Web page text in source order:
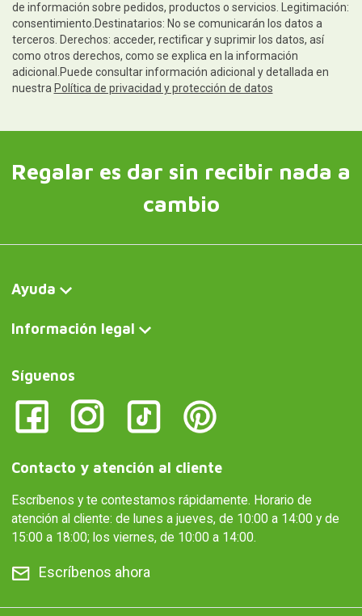
de información sobre pedidos, productos o servicios. Legitimación:
consentimiento.Destinatarios: No se comunicarán los datos a
terceros. Derechos: acceder, rectificar y suprimir los datos, así
como otros derechos, como se explica en la información
adicional.Puede consultar información adicional y detallada en
nuestra Política de privacidad y protección de datos
Regalar es dar sin recibir nada a
cambio
Ayuda
Información legal
Síguenos
Contacto y atención al cliente
Escríbenos y te contestamos rápidamente. Horario de
atención al cliente: de lunes a jueves, de 10:00 a 14:00 y de
15:00 a 18:00; los viernes, de 10:00 a 14:00.
Escríbenos ahora